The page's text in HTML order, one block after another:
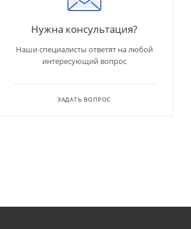
Нужна консультация?
Наши специалисты ответят на любой
интересующий вопрос
ЗАДАТЬ ВОПРОС